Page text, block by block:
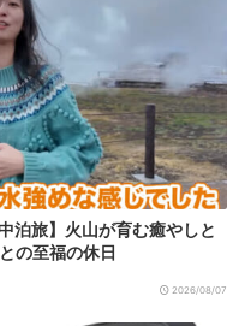
泊旅】火山が育む癒やしと
の至福の休日
2026/08/07